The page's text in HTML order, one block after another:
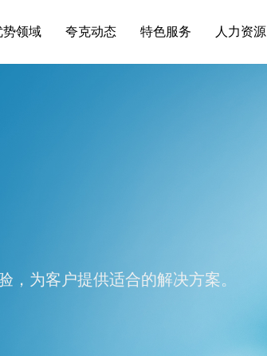
势领域 夸克动态 特色服务 人力资源
为客户提供适合的解决方案。